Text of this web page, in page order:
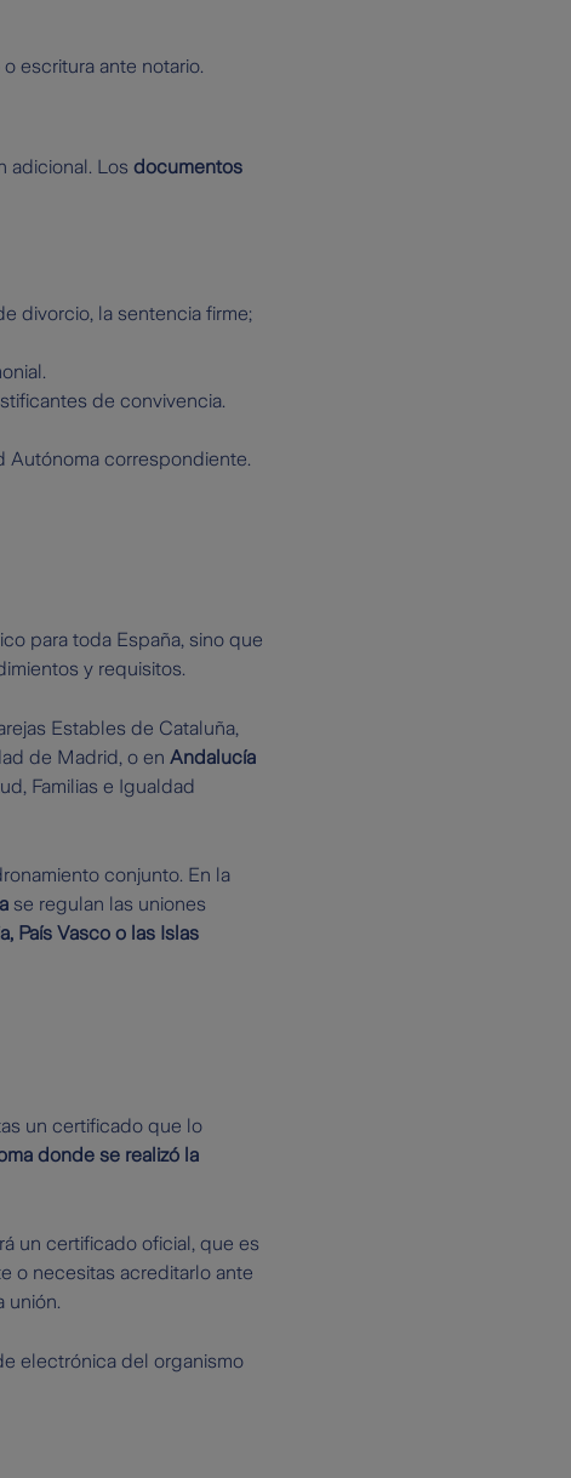
escritura ante notario.
adicional. Los documentos
divorcio, la sentencia firme;
de convivencia.
Autónoma correspondiente.
para toda España, sino que
y requisitos.
Estables de Cataluña,
de Madrid, o en Andalucía
Familias e Igualdad
conjunto. En la
se regulan las uniones
País Vasco o las Islas
un certificado que lo
donde se realizó la
un certificado oficial, que es
o necesitas acreditarlo ante
unión.
electrónica del organismo